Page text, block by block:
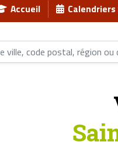
Accueil Calendriers